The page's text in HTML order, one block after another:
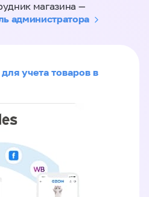
магазина —
администратора
учета товаров в